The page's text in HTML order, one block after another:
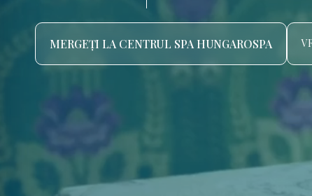
MERGEȚI LA CENTRUL SPA HUNGAROSPA